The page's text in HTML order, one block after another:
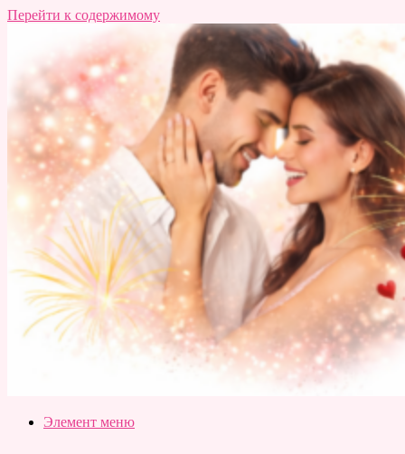
Перейти к содержимому
Slubovju.ru
Бесплатные
Элемент меню